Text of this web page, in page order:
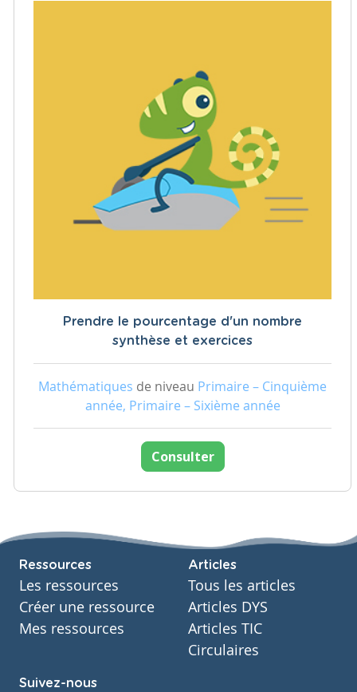
Prendre le pourcentage d'un nombre
synthèse et exercices
Mathématiques de niveau Primaire – Cinquième
année, Primaire – Sixième année
Consulter
Ressources
Les ressources
Créer une ressource
Mes ressources
Articles
Tous les articles
Articles DYS
Articles TIC
Circulaires
Suivez-nous